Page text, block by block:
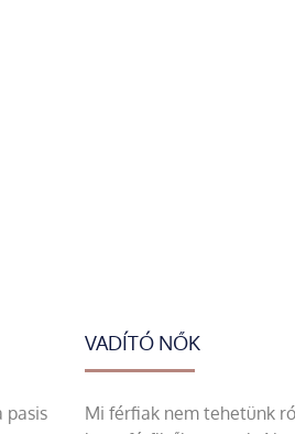
pasis
VADÍTÓ NŐK
Mi férfiak nem tehetünk